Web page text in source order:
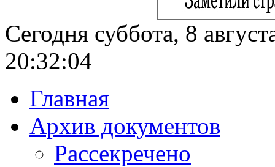
Сегодня суббота, 8
20:32:05
Главная
Архив документов
Рассекречено